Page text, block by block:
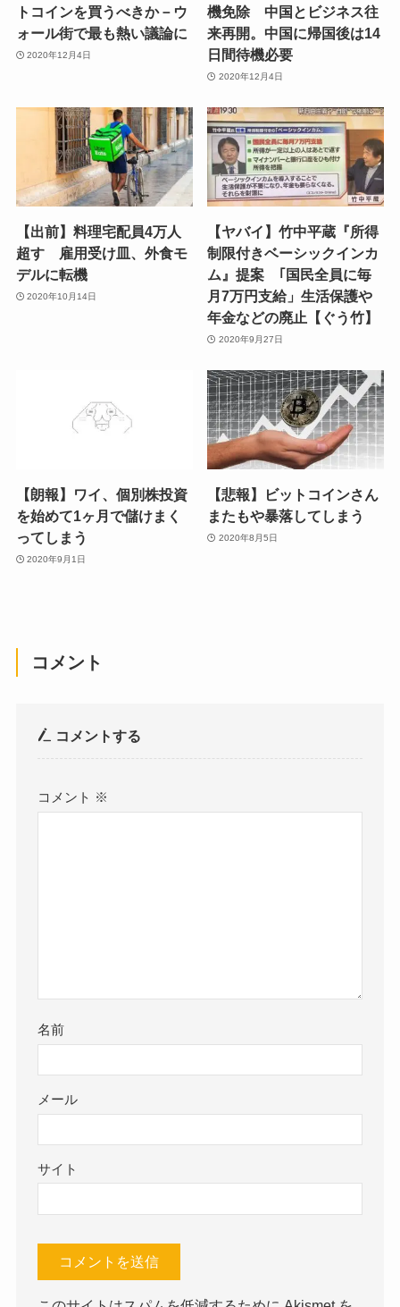
トコインを買うべきか－ウ
ォール街で最も熱い議論に
2020年12月4日
機免除 中国とビジネス往
来再開。中国に帰国後は14
日間待機必要
2020年12月4日
【出前】料理宅配員4万人
超す 雇用受け皿、外食モ
デルに転機
2020年10月14日
【ヤバイ】竹中平蔵『所得
制限付きベーシックインカ
ム』提案 ｢国民全員に毎
月7万円支給」生活保護や
年金などの廃止【ぐう竹】
2020年9月27日
【朗報】ワイ、個別株投資
を始めて1ヶ月で儲けまく
ってしまう
2020年9月1日
【悲報】ビットコインさん
またもや暴落してしまう
2020年8月5日
コメント
コメントする
コメント ※
名前
メール
サイト